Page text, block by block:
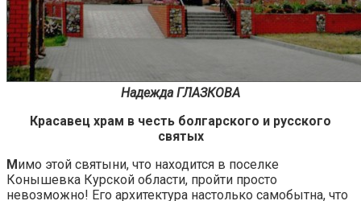
Надежда ГЛАЗКОВА
Красавец храм в честь болгарского и русского
святых
Мимо этой святыни, что находится в поселке
Конышевка Курской области, пройти просто
невозможно! Его архитектура настолько самобытна, что